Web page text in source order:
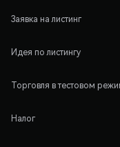
Заявка на листинг
Идея по листингу
Торговля в тестовом
Налог